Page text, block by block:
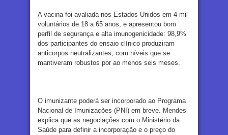
A vacina foi avaliada nos Estados Unidos em 4 mil
voluntários de 18 a 65 anos, e apresentou bom
perfil de segurança e alta imunogenicidade: 98,9%
dos participantes do ensaio clínico produziram
anticorpos neutralizantes, com níveis que se
mantiveram robustos por ao menos seis meses.
O imunizante poderá ser incorporado ao Programa
Nacional de Imunizações (PNI) em breve. Mendes
explica que as negociações com o Ministério da
Saúde para definir a incorporação e o preço do